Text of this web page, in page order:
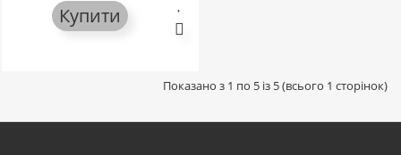
Купити
Показано з 1 по 5 із 5 (всього 1 сторінок)